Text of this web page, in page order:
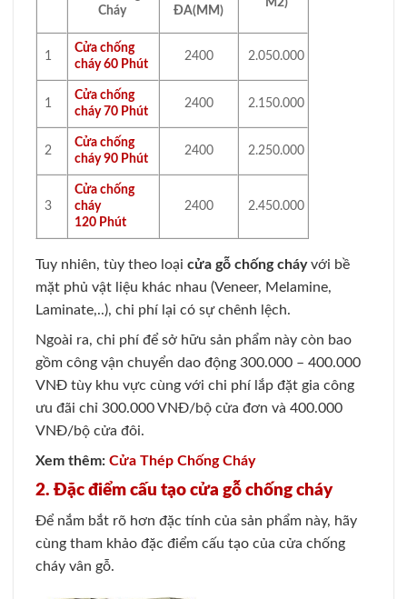
Cháy
ĐA(MM)
1
Cửa chống
cháy 60 Phút
2400 2.050.000
1
Cửa chống
cháy 70 Phút
2400 2.150.000
2
Cửa chống
cháy 90 Phút
2400 2.250.000
3
Cửa chống
cháy
120 Phút
2400 2.450.000
Tuy nhiên, tùy theo loại cửa gỗ chống cháyvới bề
mặt phủ vật liệu khác nhau (Veneer, Melamine,
Laminate,..), chi phí lại có sự chênh lệch.
Ngoài ra, chi phí để sở hữu sản phẩm này còn bao
gồm công vận chuyển dao động 300.000 – 400.000
VNĐ tùy khu vực cùng với chi phí lắp đặt gia công
ưu đãi chỉ 300.000 VNĐ/bộ cửa đơn và 400.000
VNĐ/bộ cửa đôi.
Xem thêm: Cửa Thép Chống Cháy
2. Đặc điểm cấu tạo cửa gỗ chống cháy
Để nắm bắt rõ hơn đặc tính của sản phẩm này, hãy
cùng tham khảo đặc điểm cấu tạo của cửa chống
cháy vân gỗ.